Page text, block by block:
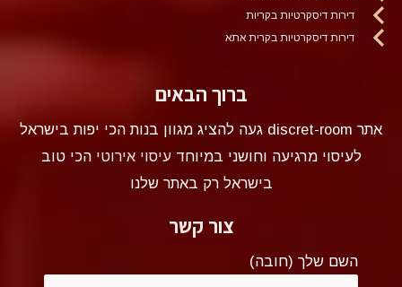
דירות דיסקרטיות בקריות
דירות דיסקרטיות בקרית אתא
ברוך הבאים
אתר discret-room געה להציג מגוון בנות הכי יפות בישראל
לעיסוי מרגיעה וחושני במיוחדעיסוי אירוטי הכי טוב
בישראל רק באתר שלנו
צור קשר
השם שלך (חובה)